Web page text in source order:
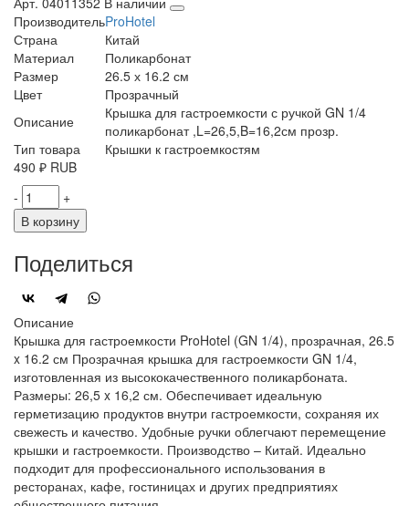
ПроизводительProHotel
Страна
Китай
Материал
Поликарбонат
Размер
26.5 х 16.2 см
Цвет
Прозрачный
Описание
Крышка для гастроемкости с ручкой GN 1/4
поликарбонат ,L=26,5,B=16,2см прозр.
Тип товара
Крышки к гастроемкостям
490 ₽ RUB
-
+
В корзину
Поделиться
Описание
Крышка для гастроемкости ProHotel (GN 1/4), прозрачная, 26.5
x 16.2 см Прозрачная крышка для гастроемкости GN 1/4,
изготовленная из высококачественного поликарбоната.
Размеры: 26,5 x 16,2 см. Обеспечивает идеальную
герметизацию продуктов внутри гастроемкости, сохраняя их
свежесть и качество. Удобные ручки облегчают перемещение
крышки и гастроемкости. Производство – Китай. Идеально
подходит для профессионального использования в
ресторанах, кафе, гостиницах и других предприятиях